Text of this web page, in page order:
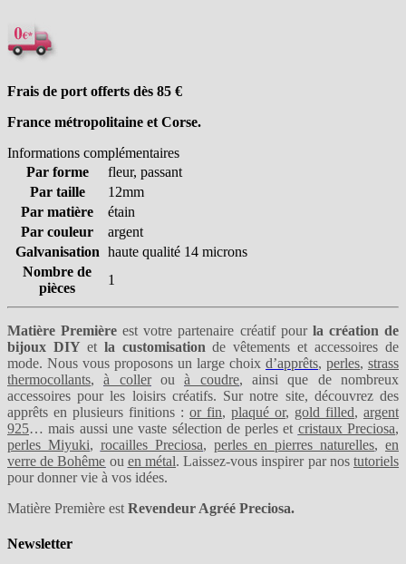
Frais de port offerts dès 85 €
France métropolitaine et Corse.
Informations complémentaires
Par forme
fleur, passant
Par taille
12mm
Par matière
étain
Par couleur
argent
Galvanisation haute qualité 14 microns
Nombre de
pièces
1
Matière Première est votre partenaire créatif pourla création de
bijoux DIY etla customisation de vêtements et accessoires de
mode. Nous vous proposons un large choix d’apprêts, perles, strass
thermocollants,à collerouà coudre, ainsi que de nombreux
accessoires pour les loisirs créatifs. Sur notre site, découvrez des
apprêts en plusieurs finitions : or fin, plaqué or, gold filled, argent
925… mais aussi une vaste sélection de perles et cristaux Preciosa,
perles Miyuki, rocailles Preciosa, perles en pierres naturelles, en
verre de Bohême ou en métal. Laissez-vous inspirer par nostutoriels
pour donner vie à vos idées.
Matière Première est Revendeur Agréé Preciosa.
Newsletter